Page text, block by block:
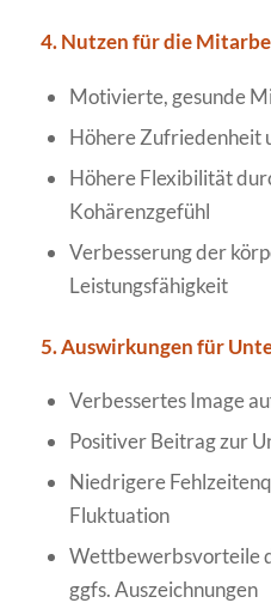
4. Nutzen für die
Motivierte, gesunde
Höhere Zufriedenheit
Höhere Flexibilität
Kohärenzgefühl
Verbesserung der
Leistungsfähigkeit
5. Auswirkungen für
Verbessertes Image
Positiver Beitrag zur
Niedrigere
Fluktuation
Wettbewerbsvorteile
ggfs. Auszeichnungen